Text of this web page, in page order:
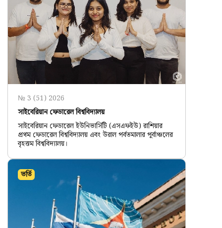
№ 3 (51) 2026
সাইবেরিয়ান ফেডারেল বিশ্ববিদ্যালয়
সাইবেরিয়ান ফেডারেল ইউনিভার্সিটি (এসএফইউ) রাশিয়ার
প্রথম ফেডারেল বিশ্ববিদ্যালয় এবং উরাল পর্বতমালার পূর্বাঞ্চলের
বৃহত্তম বিশ্ববিদ্যালয়।
ভর্তি